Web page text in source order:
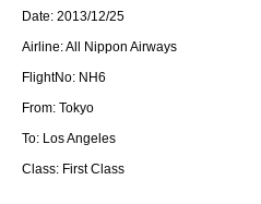
Date: 2013/12/25
Airline: All Nippon Airways
FlightNo: NH6
From: Tokyo
To: Los Angeles
Class: First Class